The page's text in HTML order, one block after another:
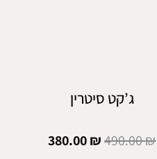
ג’קט סיטרין
490.00₪
380.00₪